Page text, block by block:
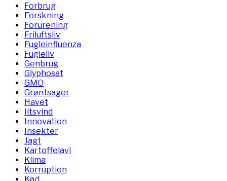
Forbrug
Forskning
Forurening
Friluftsliv
Fugleinfluenza
Fugleliv
Genbrug
Glyphosat
GMO
Grøntsager
Havet
Iltsvind
Innovation
Insekter
Jagt
Kartoffelavl
Klima
Korruption